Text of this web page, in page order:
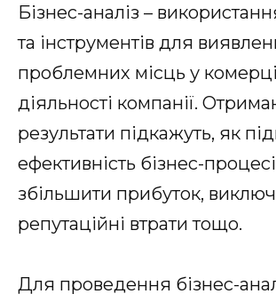
Бізнес-аналіз –
та інструментів для
проблемних місць у
діяльності компанії.
результати підкажуть, як
ефективність бізнес-
збільшити прибуток,
репутаційні втрати тощо.
Для проведення бізнес-